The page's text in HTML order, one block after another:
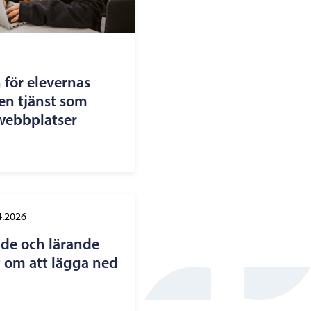
elevernas
tjänst som
och lärande
att lägga ned